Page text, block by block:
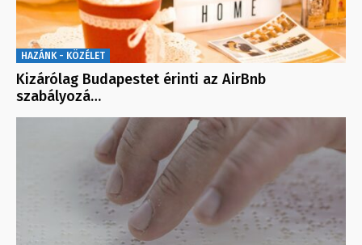
HAZÁNK - KÖZÉLET
Kizárólag Budapestet érinti az AirBnb
szabályozá…